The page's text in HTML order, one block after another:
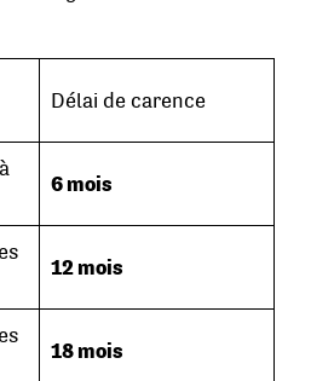
Délai de carence
6 mois
12 mois
18 mois